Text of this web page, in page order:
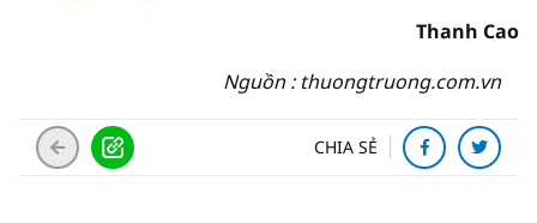
Thanh Cao
Nguồn : thuongtruong.com.vn
CHIA SẺ